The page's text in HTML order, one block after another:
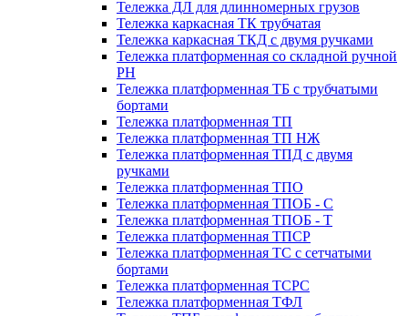
Тележка ДЛ для длинномерных грузов
Тележка каркасная ТК трубчатая
Тележка каркасная ТКД с двумя ручками
Тележка платформенная со складной ручной
PH
Тележка платформенная ТБ с трубчатыми
бортами
Тележка платформенная ТП
Тележка платформенная ТП НЖ
Тележка платформенная ТПД с двумя
ручками
Тележка платформенная ТПО
Тележка платформенная ТПОБ - С
Тележка платформенная ТПОБ - Т
Тележка платформенная ТПСР
Тележка платформенная ТС с сетчатыми
бортами
Тележка платформенная ТСРС
Тележка платформенная ТФЛ